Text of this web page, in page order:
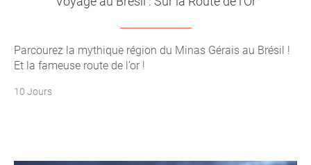
Parcourez la mythique région du Minas Gérais au Brésil !
Et la fameuse route de l’or !
10 Jours